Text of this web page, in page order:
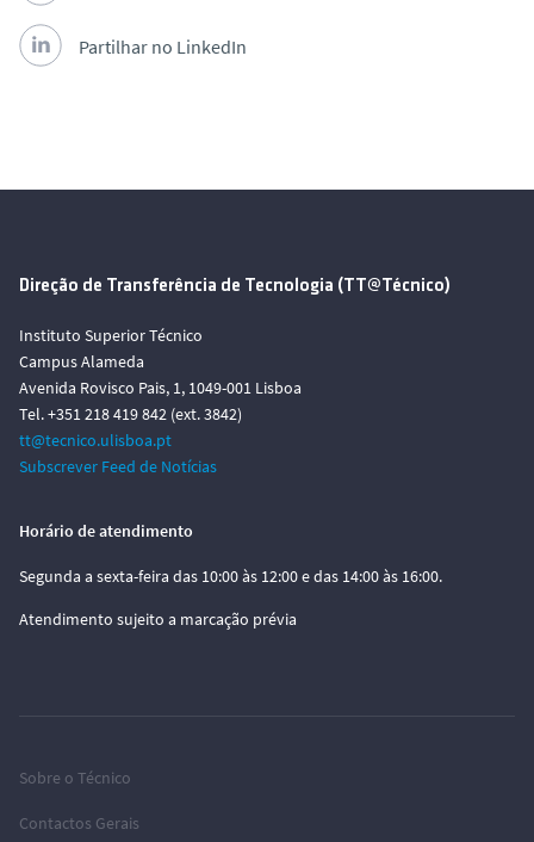
Partilhar no LinkedIn
Direção de Transferência de Tecnologia (TT@Técnico)
Instituto Superior Técnico
Campus Alameda
Avenida Rovisco Pais, 1, 1049-001 Lisboa
Tel. +351 218 419 842 (ext. 3842)
tt@tecnico.ulisboa.pt
Subscrever Feed de Notícias
Horário de atendimento
Segunda a sexta-feira das 10:00 às 12:00 e das 14:00 às 16:00.
Atendimento sujeito a marcação prévia
Sobre o Técnico
Contactos Gerais